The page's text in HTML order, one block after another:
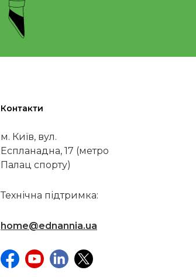
Контакти
м. Київ, вул.
Еспланадна, 17 (метро
Палац спорту)
Технічна підтримка:
home@ednannia.ua